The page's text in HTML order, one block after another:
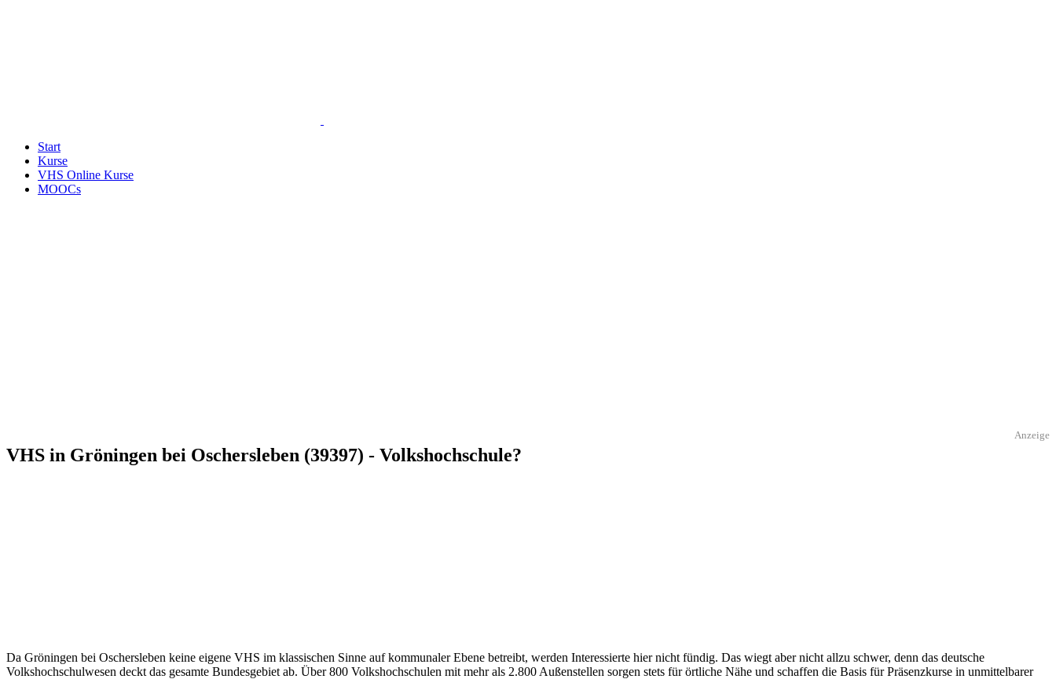
Start
Kurse
VHS Online Kurse
MOOCs
Anzeige
VHS in Gröningen bei Oschersleben (39397) - Volkshochschule?
Da Gröningen bei Oschersleben keine eigene VHS im klassischen Sinne auf kommunaler Ebene betreibt, werden Interessierte hier nicht fündig. Das wiegt aber nicht allzu schwer, denn das deutsche
Volkshochschulwesen deckt das gesamte Bundesgebiet ab. Über 800 Volkshochschulen mit mehr als 2.800 Außenstellen sorgen stets für örtliche Nähe und schaffen die Basis für Präsenzkurse in unmittelbarer